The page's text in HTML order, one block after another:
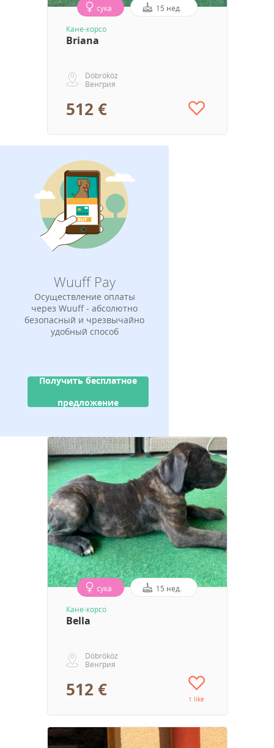
сука 15 нед.
Кане-корсо
Briana
Döbrököz
Венгрия
512 €
Wuuff Pay
Осуществление оплаты
через Wuuff - абсолютно
безопасный и чрезвычайно
удобный способ
Получить бесплатное
предложение
сука 15 нед.
Кане-корсо
Bella
Döbrököz
Венгрия
512 € 1 like